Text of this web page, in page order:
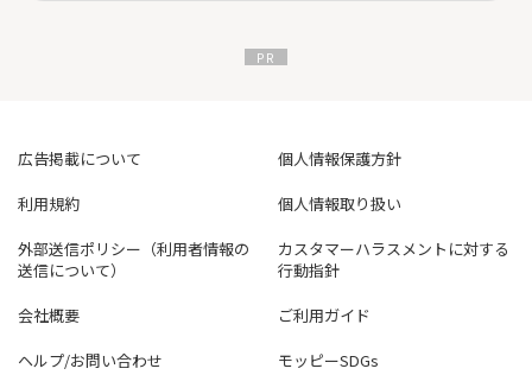
・eラーニング（法人向けオンライン研修サービス）
・人事評価システム
・コールセンターシステム
・従業員満足度調査（ES調査）ツール
・離職防止ツール
・サーバ運用監視ツール
広告掲載について
個人情報保護方針
利用規約
個人情報取り扱い
外部送信ポリシー（利用者情報の
送信について）
カスタマーハラスメントに対する
行動指針
会社概要
ご利用ガイド
ヘルプ/お問い合わせ
モッピーSDGs